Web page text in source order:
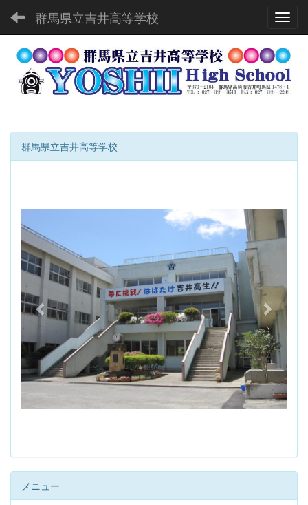
群馬県立吉井高等学校
群馬県立吉井高等学校
v
i
o
u
s
t
メニュー